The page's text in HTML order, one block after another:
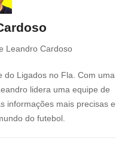
Leandro Cardoso
do Ligados no Fla. Com uma
lidera uma equipe de
informações mais precisas e
do futebol.